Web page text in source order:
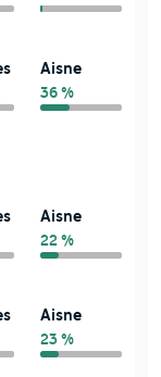
Aisne
36 %
Aisne
22 %
Aisne
23 %